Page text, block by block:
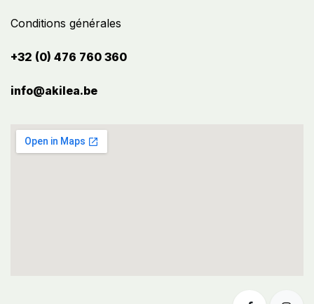
Conditions générales
+32 (0) 476 760 360
info@akilea.be​